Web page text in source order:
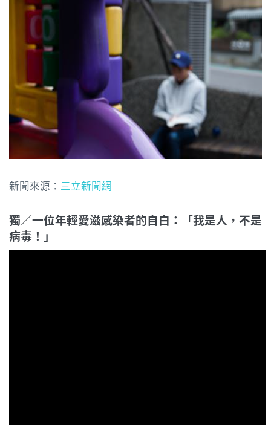
新聞來源： 三立新聞網
獨／一位年輕愛滋感染者的自白：「我是人，不是
病毒！」